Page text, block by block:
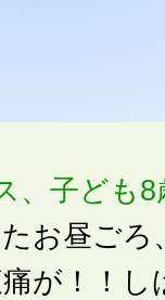
、子ども8
お昼ごろ
が！！し